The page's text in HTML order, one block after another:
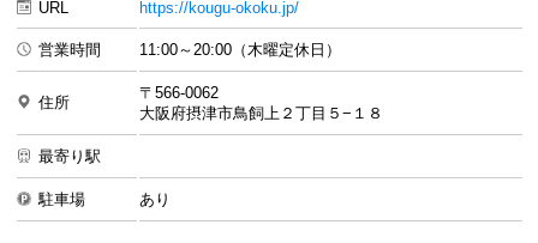
URL https://kougu-okoku.jp/
営業時間 11:00～20:00（木曜定休日）
住所
〒566-0062
大阪府摂津市鳥飼上２丁目５−１８
最寄り駅
駐車場 あり